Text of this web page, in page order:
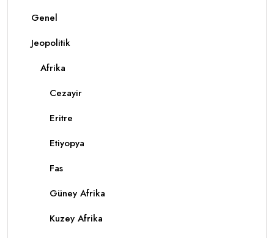
Genel
Jeopolitik
Afrika
Cezayir
Eritre
Etiyopya
Fas
Güney Afrika
Kuzey Afrika